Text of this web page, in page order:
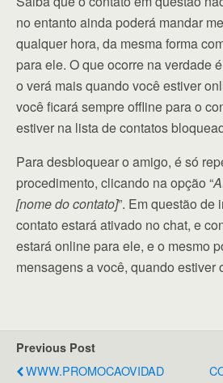
no entanto ainda poderá mandar
qualquer hora, da mesma forma
para ele. O que ocorre na verdade
o verá mais quando você estiver
você ficará sempre offline para o
estiver na lista de contatos
Para desbloquear o amigo, é só
procedimento, clicando na opção “
[nome do contato]”. Em questão de
contato estará ativado no chat, e
estará online para ele, e o mesmo
mensagens a você, quando estiver
Previous Post
WWW.PROMOCAOVIDAD